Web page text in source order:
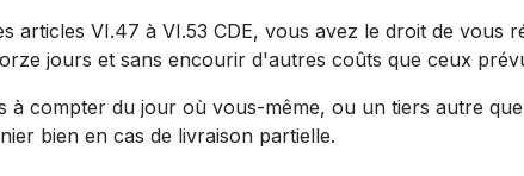
VI.47 à VI.53 CDE, vous avez le droit de vous
jours et sans encourir d'autres coûts que ceux
à compter du jour où vous-même, ou un tiers autre
bien en cas de livraison partielle.